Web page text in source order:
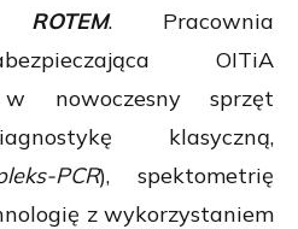
ROTEM. Pracownia
OITiA
nowoczesny sprzęt
klasyczną,
PCR), spektometrię
z wykorzystaniem